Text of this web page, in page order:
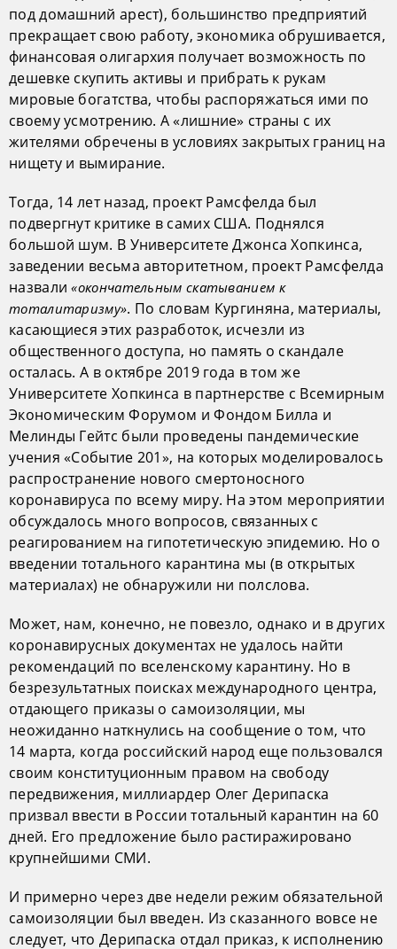
под домашний арест), большинство предприятий
прекращает свою работу, экономика обрушивается,
финансовая олигархия получает возможность по
дешевке скупить активы и прибрать к рукам
мировые богатства, чтобы распоряжаться ими по
своему усмотрению. А «лишние» страны с их
жителями обречены в условиях закрытых границ на
нищету и вымирание.
Тогда, 14 лет назад, проект Рамсфелда был
подвергнут критике в самих США. Поднялся
большой шум. В Университете Джонса Хопкинса,
заведении весьма авторитетном, проект Рамсфелда
назвали«окончательным скатыванием к
тоталитаризму». По словам Кургиняна, материалы,
касающиеся этих разработок, исчезли из
общественного доступа, но память о скандале
осталась. А в октябре 2019 года в том же
Университете Хопкинса в партнерстве с Всемирным
Экономическим Форумом и Фондом Билла и
Мелинды Гейтс были проведены пандемические
учения «Событие 201», на которых моделировалось
распространение нового смертоносного
коронавируса по всему миру. На этом мероприятии
обсуждалось много вопросов, связанных с
реагированием на гипотетическую эпидемию. Но о
введении тотального карантина мы (в открытых
материалах) не обнаружили ни полслова.
Может, нам, конечно, не повезло, однако и в других
коронавирусных документах не удалось найти
рекомендаций по вселенскому карантину. Но в
безрезультатных поисках международного центра,
отдающего приказы о самоизоляции, мы
неожиданно наткнулись на сообщение о том, что
14 марта, когда российский народ еще пользовался
своим конституционным правом на свободу
передвижения, миллиардер Олег Дерипаска
призвал ввести в России тотальный карантин на 60
дней. Его предложение было растиражировано
крупнейшими СМИ.
И примерно через две недели режим обязательной
самоизоляции был введен. Из сказанного вовсе не
следует, что Дерипаска отдал приказ, к исполнению